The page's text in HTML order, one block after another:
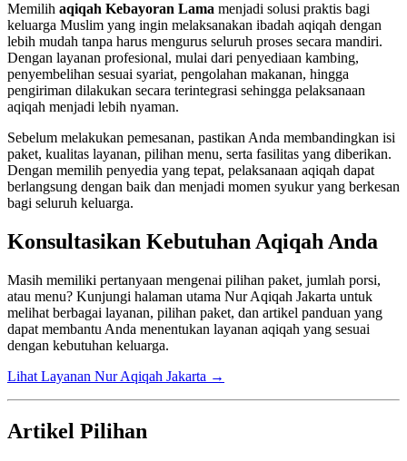
Memilih aqiqah Kebayoran Lama menjadi solusi praktis bagi
keluarga Muslim yang ingin melaksanakan ibadah aqiqah dengan
lebih mudah tanpa harus mengurus seluruh proses secara mandiri.
Dengan layanan profesional, mulai dari penyediaan kambing,
penyembelihan sesuai syariat, pengolahan makanan, hingga
pengiriman dilakukan secara terintegrasi sehingga pelaksanaan
aqiqah menjadi lebih nyaman.
Sebelum melakukan pemesanan, pastikan Anda membandingkan isi
paket, kualitas layanan, pilihan menu, serta fasilitas yang diberikan.
Dengan memilih penyedia yang tepat, pelaksanaan aqiqah dapat
berlangsung dengan baik dan menjadi momen syukur yang berkesan
bagi seluruh keluarga.
Konsultasikan Kebutuhan Aqiqah Anda
Masih memiliki pertanyaan mengenai pilihan paket, jumlah porsi,
atau menu? Kunjungi halaman utama Nur Aqiqah Jakarta untuk
melihat berbagai layanan, pilihan paket, dan artikel panduan yang
dapat membantu Anda menentukan layanan aqiqah yang sesuai
dengan kebutuhan keluarga.
Lihat Layanan Nur Aqiqah Jakarta →
Artikel Pilihan